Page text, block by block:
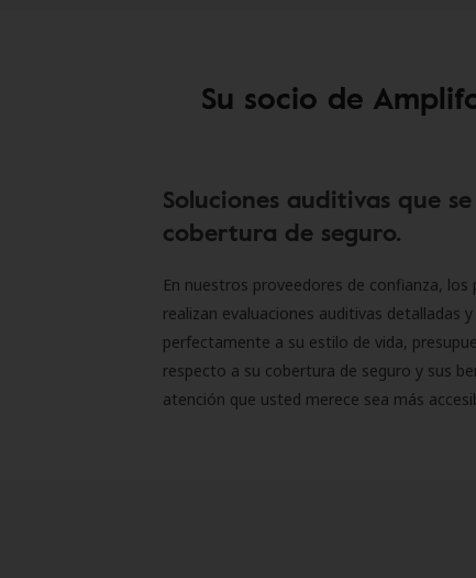
Su socio de
Soluciones auditivas que
cobertura de seguro.
En nuestros proveedores de confianza,
realizan evaluaciones auditivas detalladas
perfectamente a su estilo de vida,
respecto a su cobertura de seguro y sus
atención que usted merece sea más